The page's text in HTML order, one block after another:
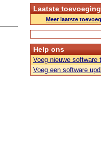
Laatste
Meer laatste
Help ons
Voeg nieuwe software
Voeg een software